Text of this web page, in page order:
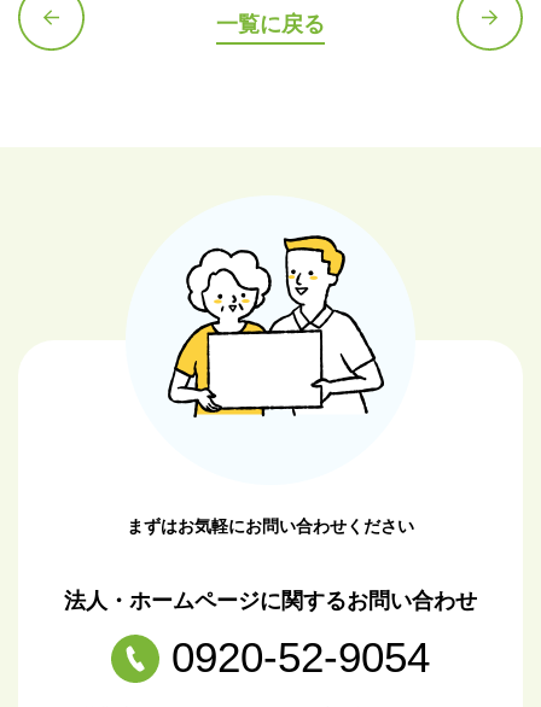
一覧に戻る
まずはお気軽にお問い合わせください
法人・ホームページに関するお問い合わせ
0920-52-9054